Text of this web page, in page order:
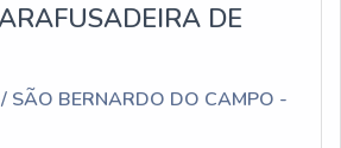
DE
/ SÃO BERNARDO DO CAMPO -